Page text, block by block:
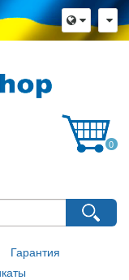
0
Гарантия